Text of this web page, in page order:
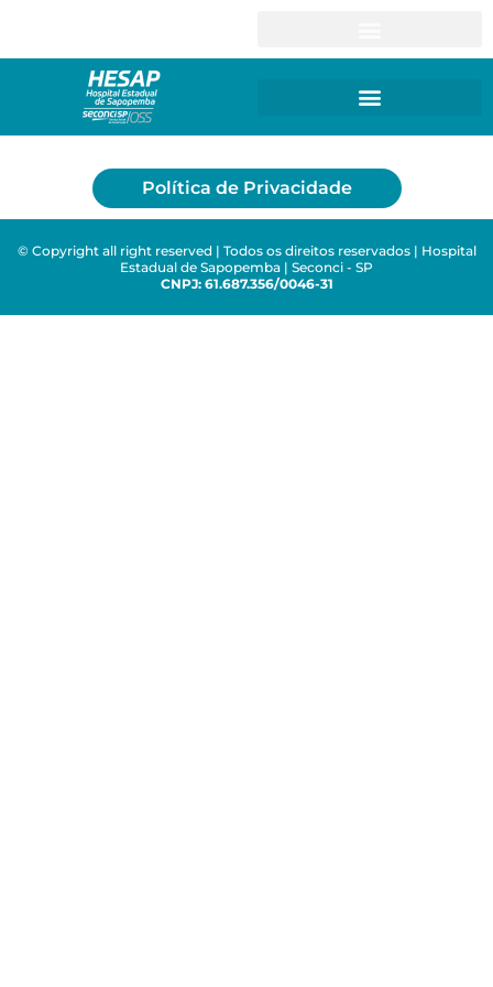
Política de Privacidade
© Copyright all right reserved | Todos os direitos reservados | Hospital
Estadual de Sapopemba | Seconci - SP
CNPJ: 61.687.356/0046-31